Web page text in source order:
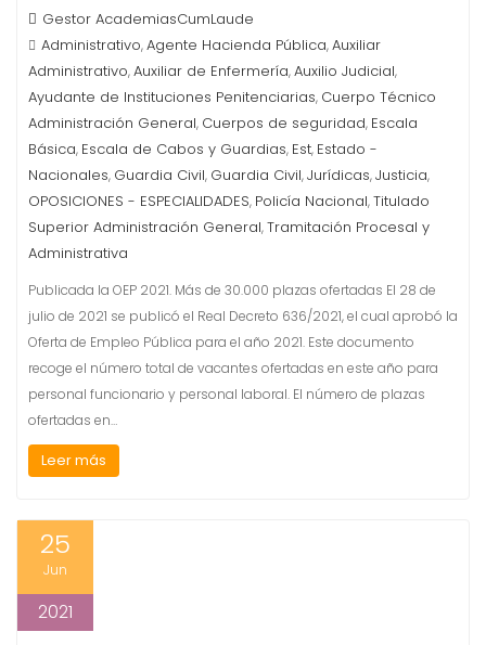
Gestor AcademiasCumLaude
Administrativo,Agente Hacienda Pública,Auxiliar
Administrativo,Auxiliar de Enfermería,Auxilio Judicial,
Ayudante de Instituciones Penitenciarias, Cuerpo Técnico
Administración General, Cuerpos de seguridad, Escala
Básica, Escala de Cabos y Guardias, Est, Estado -
Nacionales, Guardia Civil, Guardia Civil,Jurídicas,Justicia,
OPOSICIONES - ESPECIALIDADES, Policía Nacional,Titulado
Superior Administración General,Tramitación Procesal y
Administrativa
Publicada la OEP 2021. Más de 30.000 plazas ofertadas El 28 de
julio de 2021 se publicó el Real Decreto 636/2021, el cual aprobó la
Oferta de Empleo Pública para el año 2021. Este documento
recoge el número total de vacantes ofertadas en este año para
personal funcionario y personal laboral. El número de plazas
ofertadas en…
Leer más
25
Jun
2021